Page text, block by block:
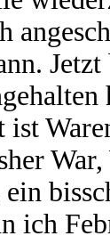
ist
ich